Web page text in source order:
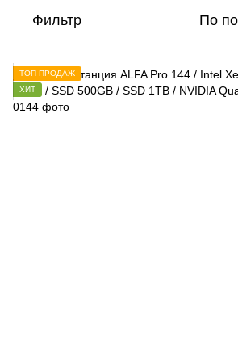
Фильтр По
ТОП ПРОДАЖ
ХИТ